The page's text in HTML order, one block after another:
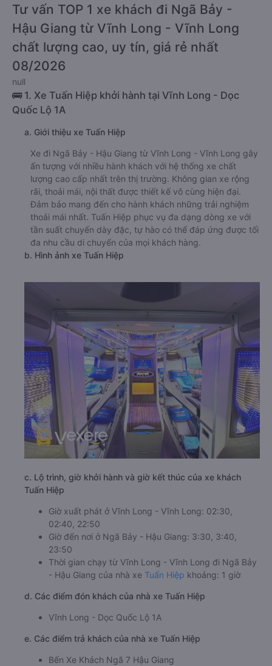
Tư vấn TOP 1 xe khách đi Ngã Bảy -
Hậu Giang từ Vĩnh Long - Vĩnh Long
chất lượng cao, uy tín, giá rẻ nhất
08/2026
null
🚌 1. Xe Tuấn Hiệp khởi hành tại Vĩnh Long - Dọc
Quốc Lộ 1A
a. Giới thiệu xe Tuấn Hiệp
Xe đi Ngã Bảy - Hậu Giang từ Vĩnh Long - Vĩnh Long gây
ấn tượng với nhiều hành khách với hệ thống xe chất
lượng cao cấp nhất trên thị trường. Không gian xe rộng
rãi, thoải mái, nội thất được thiết kế vô cùng hiện đại.
Đảm bảo mang đến cho hành khách những trải nghiệm
thoải mái nhất. Tuấn Hiệp phục vụ đa dạng dòng xe với
tần suất chuyến dày đặc, tự hào có thể đáp ứng được tối
đa nhu cầu di chuyển của mọi khách hàng.
b. Hình ảnh xe Tuấn Hiệp
c. Lộ trình, giờ khởi hành và giờ kết thúc của xe khách
Tuấn Hiệp
Giờ xuất phát ở Vĩnh Long - Vĩnh Long: 02:30,
02:40, 22:50
Giờ đến nơi ở Ngã Bảy - Hậu Giang: 3:30, 3:40,
23:50
Thời gian chạy từ Vĩnh Long - Vĩnh Long đi Ngã Bảy
- Hậu Giang của nhà xe Tuấn Hiệp khoảng: 1 giờ
d. Các điểm đón khách của nhà xe Tuấn Hiệp
Vĩnh Long - Dọc Quốc Lộ 1A
e. Các điểm trả khách của nhà xe Tuấn Hiệp
Bến Xe Khách Ngã 7 Hậu Giang